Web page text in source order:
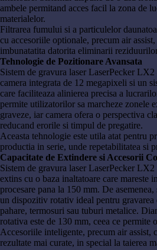
ambele permitand acces facil la zona de
materialelor.
Filtrarea fumului si a particulelor
cu accesoriile optionale, precum air
imbunatatita datorita eliminarii
Tehnologie de Pozitionare Avansata
Sistem de gravura laser LaserPecker
camera integrata de 12 megapixeli si un
care faciliteaza alinierea precisa a
permite utilizatorilor sa marcheze zonele
graveze, iar camera ofera o perspectiva
reducand erorile si timpul de pregatire.
Aceasta tehnologie este utila atat pentru
productia in serie, unde repetabilitatea si
Capacitate de Extindere si Accesorii
Sistem de gravura laser LaserPecker
extins cu o baza inaltatoare care mareste
procesare pana la 150 mm. De
un dispozitiv rotativ ideal pentru
pahare, termosuri sau tuburi metalice.
rotativa este de 130 mm, ceea ce permite
Accesoriile inteligente, precum air assist,
rezultate mai curate, in special la taierea